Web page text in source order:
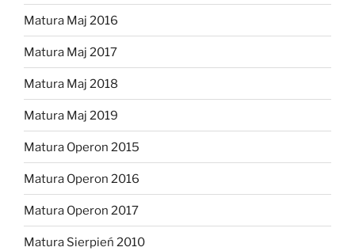
Matura Maj 2016
Matura Maj 2017
Matura Maj 2018
Matura Maj 2019
Matura Operon 2015
Matura Operon 2016
Matura Operon 2017
Matura Sierpień 2010